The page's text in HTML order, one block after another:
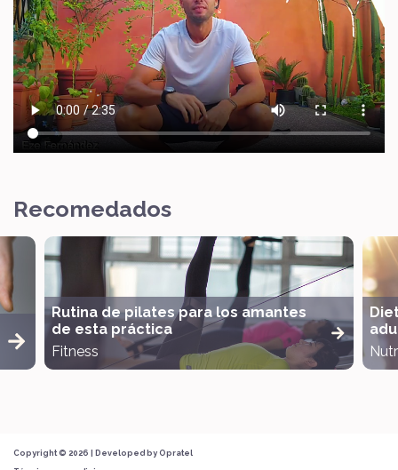
Recomedados
Rutina de pilates para los amantes
de esta práctica
Fitness
Copyright © 2026 | Developed by Opratel